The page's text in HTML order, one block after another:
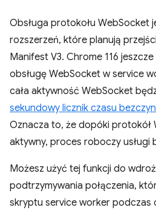
Obsługa protokołu WebSocket
rozszerzeń, które planują
Manifest V3. Chrome 116
obsługę WebSocket w service
cała aktywność WebSocket
sekundowy licznik czasu
Oznacza to, że dopóki protokół
aktywny, proces roboczy usługi
Możesz użyć tej funkcji do
podtrzymywania połączenia,
skryptu service worker podczas